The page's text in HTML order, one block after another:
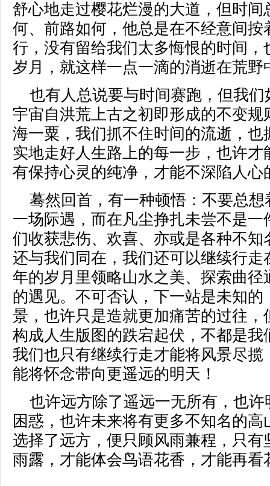
舒心地走过樱花烂漫的大道，但时
何、前路如何，他总是在不经意间
行，没有留给我们太多悔恨的时间
岁月，就这样一点一滴的消逝在荒
也有人总说要与时间赛跑，但我
宇宙自洪荒上古之初即形成的不变
海一粟，我们抓不住时间的流逝，
实地走好人生路上的每一步，也许
有保持心灵的纯净，才能不深陷人心
蓦然回首，有一种顿悟：不要总
一场际遇，而在凡尘挣扎未尝不是
们收获悲伤、欢喜、亦或是各种不
还与我们同在，我们还可以继续行
年的岁月里领略山水之美、探索曲
的遇见。不可否认，下一站是未知
景，也许只是造就更加痛苦的过往
构成人生版图的跌宕起伏，不都是
我们也只有继续行走才能将风景尽
能将怀念带向更遥远的明天！
也许远方除了遥远一无所有，也
困惑，也许未来将有更多不知名的
选择了远方，便只顾风雨兼程，只
雨露，才能体会鸟语花香，才能再